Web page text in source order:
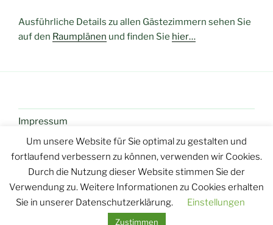
Ausführliche Details zu allen Gästezimmern sehen Sie
auf den Raumplänen und finden Sie hier…
Impressum
Kontakt
Buchungsbedingungen
Um unsere Website für Sie optimal zu gestalten und
fortlaufend verbessern zu können, verwenden wir Cookies.
Durch die Nutzung dieser Website stimmen Sie der
Verwendung zu. Weitere Informationen zu Cookies erhalten
Sie in unserer Datenschutzerklärung.
Einstellungen
Zustimmen